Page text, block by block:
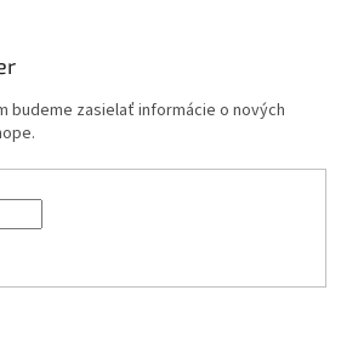
budeme zasielať informácie o nových